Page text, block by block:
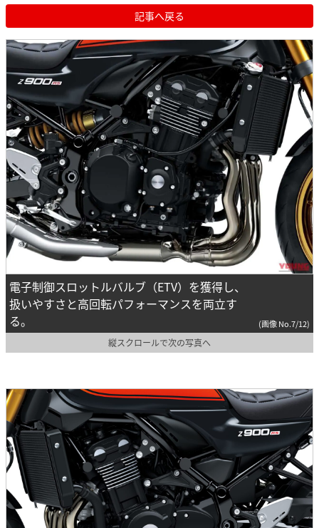
記事へ戻る
電子制御スロットルバルブ（ETV）を獲得し、
扱いやすさと高回転パフォーマンスを両立す
る。
(画像 No.7/12)
縦スクロールで次の写真へ